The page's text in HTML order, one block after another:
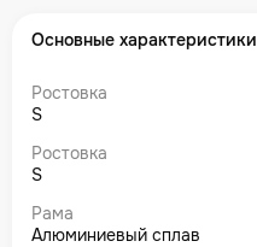
Основные характеристики
Ростовка
S
Ростовка
S
Рама
Алюминиевый сплав